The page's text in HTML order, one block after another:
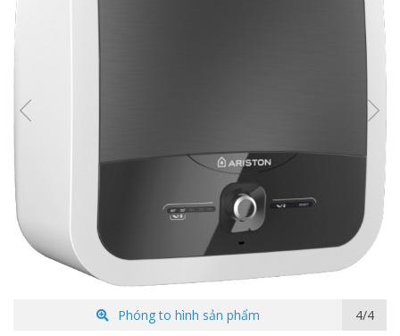
Phóng to hình sản phẩm 1/4